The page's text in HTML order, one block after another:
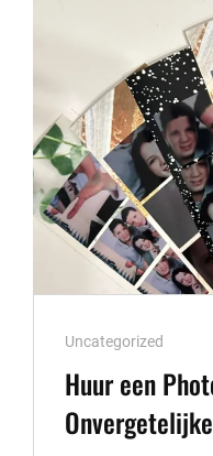
JOUW
Cat
Links
Uncategorized
Huur een